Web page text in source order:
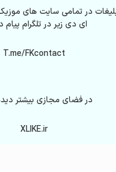
در تمامی سایت های
ای دی زیر در تلگرام پیام
T.me/FKcontact
در فضای مجازی بیشتر
XLIKE.ir